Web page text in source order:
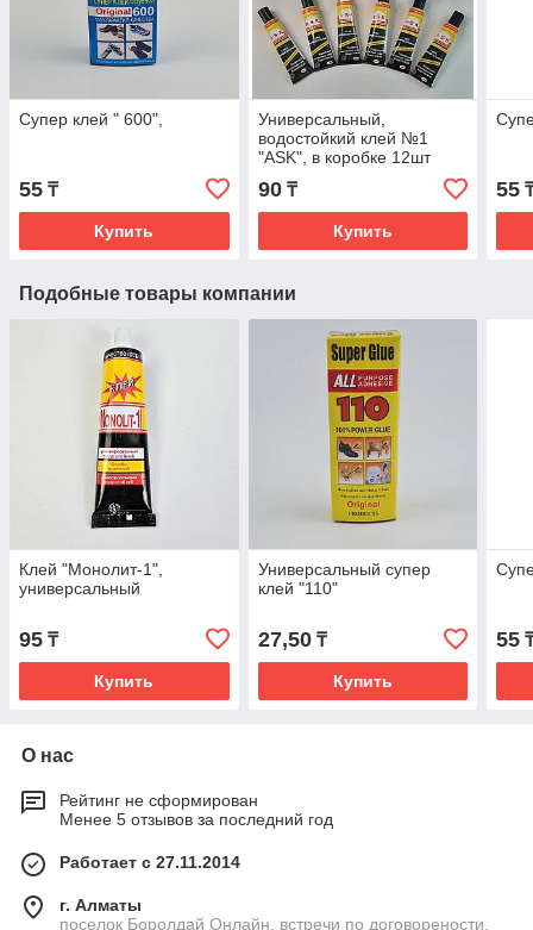
Супер клей " 600",
55 ₸
Купить
Универсальный,
водостойкий клей №1
"ASK", в коробке 12шт
90₸
Купить
55
Подобные товары компании
Клей "Монолит-1",
универсальный
95 ₸
Купить
Универсальный супер
клей "110"
27,50₸
Купить
55
О нас
Рейтинг не сформирован
Менее 5 отзывов за последний год
Работает с 27.11.2014
г. Алматы
поселок Боролдай Онлайн, встречи по договорености,